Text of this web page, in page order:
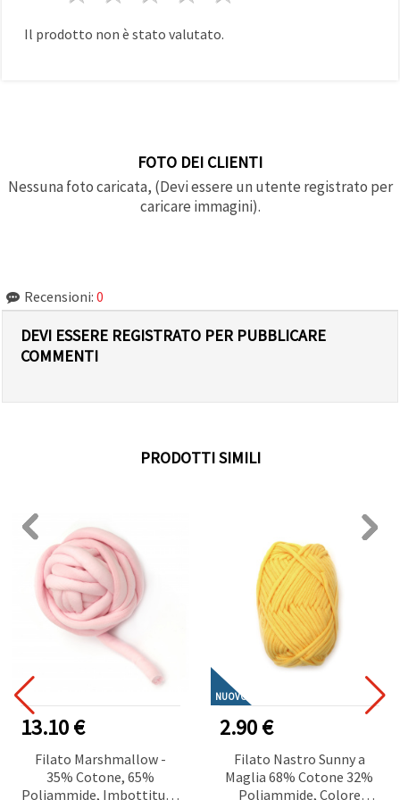
Il prodotto non è stato valutato.
FOTO DEI CLIENTI
Nessuna foto caricata, (Devi essere un utente registrato per
caricare immagini).
Recensioni: 0
DEVI ESSERE REGISTRATO PER PUBBLICARE
COMMENTI
PRODOTTI SIMILI
13.10 €
Filato Marshmallow -
35% Cotone, 65%
Poliammide, Imbottitura:
NUOVO
2.90 €
Filato Nastro Sunny a
Maglia 68% Cotone 32%
Poliammide, Colore